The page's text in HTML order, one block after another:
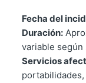
Fecha del
Duración:
variable según
Servicios